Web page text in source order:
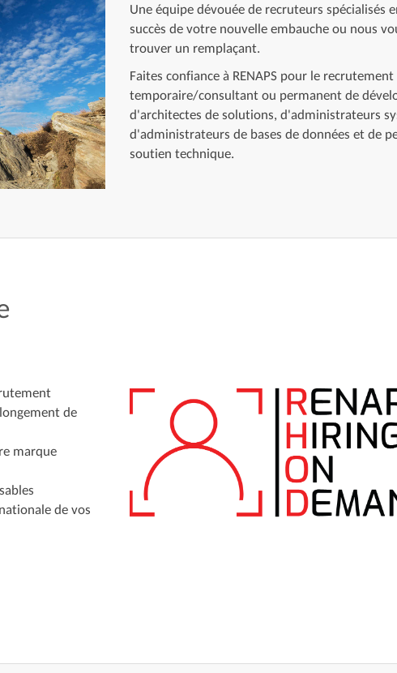
Une équipe dévouée de recruteurs spécialisés
succès de votre nouvelle embauche ou nous
trouver un remplaçant.
Faites confiance à RENAPS pour le recrutement
temporaire/consultant ou permanent de
d'architectes de solutions, d'administrateurs
d'administrateurs de bases de données et de
soutien technique.
de
marque
de vos